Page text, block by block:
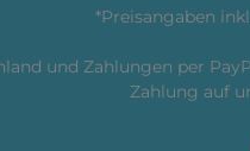
*Preisangaben
und Zahlungen per
Zahlung auf